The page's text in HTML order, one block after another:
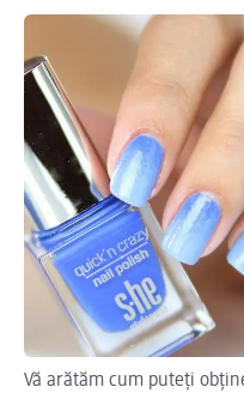
Vă arătăm cum puteți